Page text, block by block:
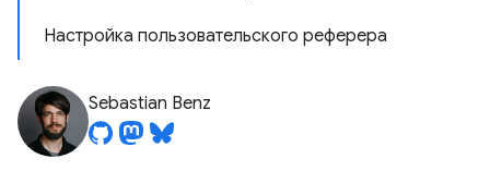
Настройка пользовательского реферера
Sebastian Benz